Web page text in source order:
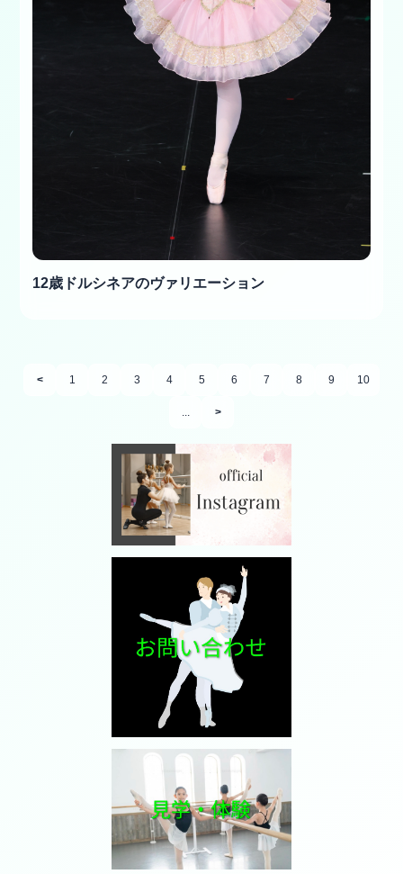
12歳ドルシネアのヴァリエーション
< 1 2 3 4 5 6 7 8 9 10
>